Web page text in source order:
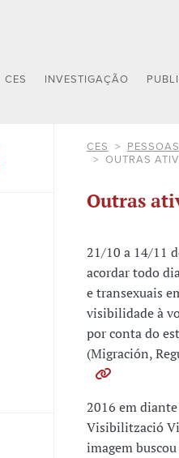
CES INVESTIGAÇÃO
CES PESSOAS
OUTRAS
Outras
21/10 a 14/11
acordar todo
e transexuais
visibilidade à
por conta do
(Migración,
2016 em
Visibilització
imagem